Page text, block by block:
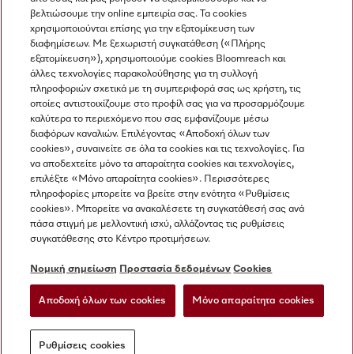
Η εταιρεία μας
Όροι και Προϋποθέσεις
Προστασία δεδομένων
Όροι Χρήσης
Δήλωση Προσβασιμότητας
Νόμος για τις ψηφιακές υπηρεσίες
Ρυθμίσεις cookies
Miele στο Instagram
Miele στο Facebook
Miele στο Youtube
βελτιώσουμε την online εμπειρία σας. Τα cookies
χρησιμοποιούνται επίσης για την εξατομίκευση των
διαφημίσεων. Με ξεχωριστή συγκατάθεση («Πλήρης
εξατομίκευση»), χρησιμοποιούμε cookies Bloomreach και
άλλες τεχνολογίες παρακολούθησης για τη συλλογή
πληροφοριών σχετικά με τη συμπεριφορά σας ως χρήστη, τις
οποίες αντιστοιχίζουμε στο προφίλ σας για να προσαρμόζουμε
καλύτερα το περιεχόμενο που σας εμφανίζουμε μέσω
διαφόρων καναλιών. Επιλέγοντας «Αποδοχή όλων των
cookies», συναινείτε σε όλα τα cookies και τις τεχνολογίες. Για
να αποδεχτείτε μόνο τα απαραίτητα cookies και τεχνολογίες,
επιλέξτε «Μόνο απαραίτητα cookies». Περισσότερες
πληροφορίες μπορείτε να βρείτε στην ενότητα «Ρυθμίσεις
cookies». Μπορείτε να ανακαλέσετε τη συγκατάθεσή σας ανά
πάσα στιγμή με μελλοντική ισχύ, αλλάζοντας τις ρυθμίσεις
συγκατάθεσης στο Κέντρο προτιμήσεων.
Νομική σημείωση Προστασία δεδομένων Cookies
Αποδοχή όλων των cookies Μόνο απαραίτητα cookies
Ρυθμίσεις cookies